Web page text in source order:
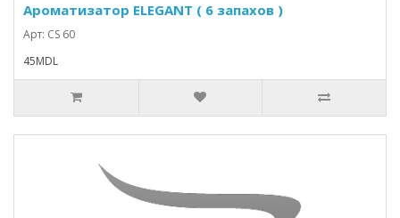
Ароматизатор ELEGANT ( 6 запахов )
Арт: CS 60
45MDL